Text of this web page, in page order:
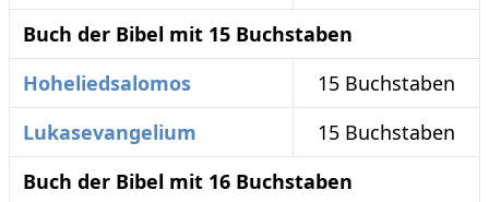
Buch der Bibel mit 15 Buchstaben
Hoheliedsalomos
15 Buchstaben
Lukasevangelium
15 Buchstaben
Buch der Bibel mit 16 Buchstaben